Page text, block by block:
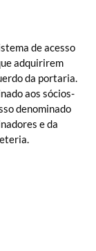
de acesso
adquirirem
da portaria.
aos sócios-
denominado
e da